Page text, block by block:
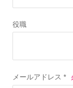
役職
メールアドレス *